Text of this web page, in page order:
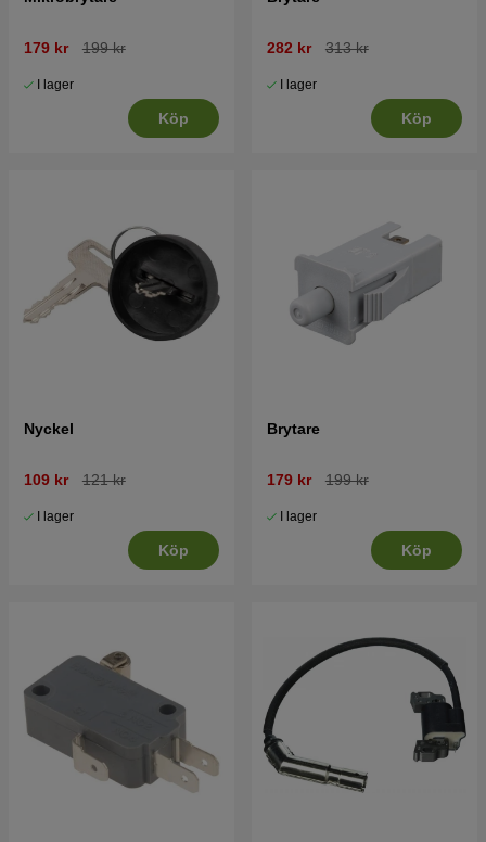
179 kr 199 kr
I lager
Köp
282 kr 313 kr
I lager
Köp
Nyckel
109 kr 121 kr
I lager
Köp
Brytare
179 kr 199 kr
I lager
Köp